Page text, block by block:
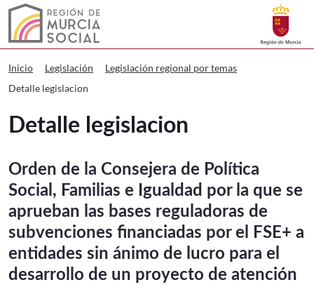
Murcia Social Detalle legislacionBuscar
Inicio Legislación
Legislación regional por temas
Detalle legislacion
Detalle legislacion
Orden de la Consejera de Política
Social, Familias e Igualdad por la que se
aprueban las bases reguladoras de
subvenciones financiadas por el FSE+ a
entidades sin ánimo de lucro para el
desarrollo de un proyecto de atención